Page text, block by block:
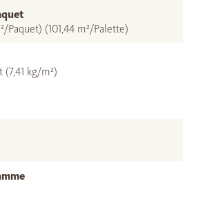
Paquet) (101,44 m²/Palette)
(7,41 kg/m²)